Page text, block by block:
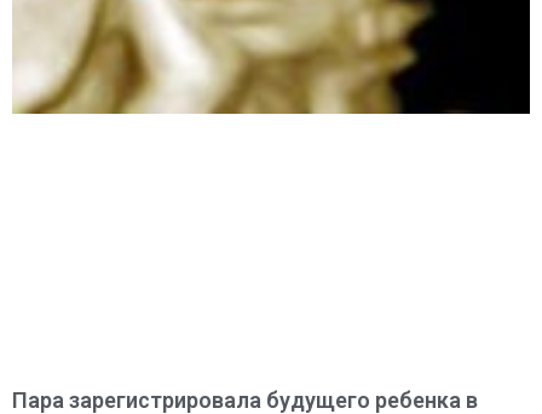
Пара зарегистрировала будущего ребенка в